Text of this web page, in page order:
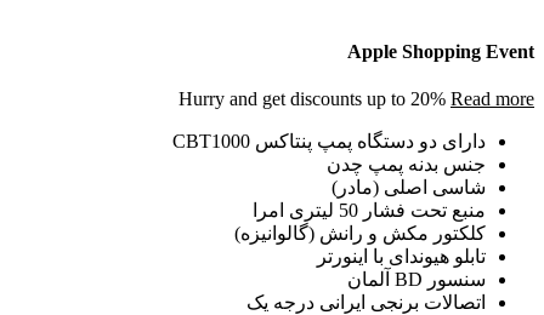
Apple Shopping Event
Hurry and get discounts up to 20% Read more
دارای دو دستگاه پمپ پنتاکس CBT1000
جنس بدنه پمپ چدن
شاسی اصلی (مادر)
منبع تحت فشار 50 لیتری امرا
کلکتور مکش و رانش (گالوانیزه)
تابلو هیوندای با اینورتر
سنسور BD آلمان
اتصالات برنجی ایرانی درجه یک